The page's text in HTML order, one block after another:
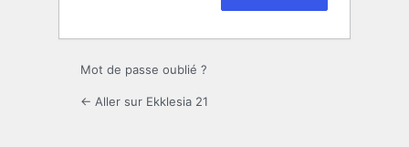
Mot de passe oublié ?
← Aller sur Ekklesia 21